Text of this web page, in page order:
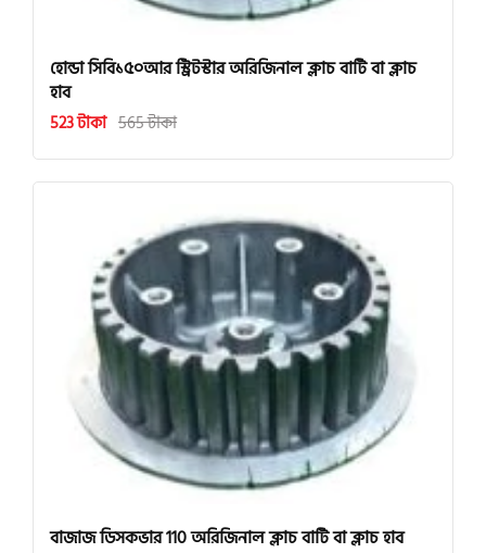
হোন্ডা সিবি১৫০আর স্ট্রিটস্টার অরিজিনাল ক্লাচ বাটি বা ক্লাচ
হাব
523 টাকা 565 টাকা
বাজাজ ডিসকভার 110 অরিজিনাল ক্লাচ বাটি বা ক্লাচ হাব